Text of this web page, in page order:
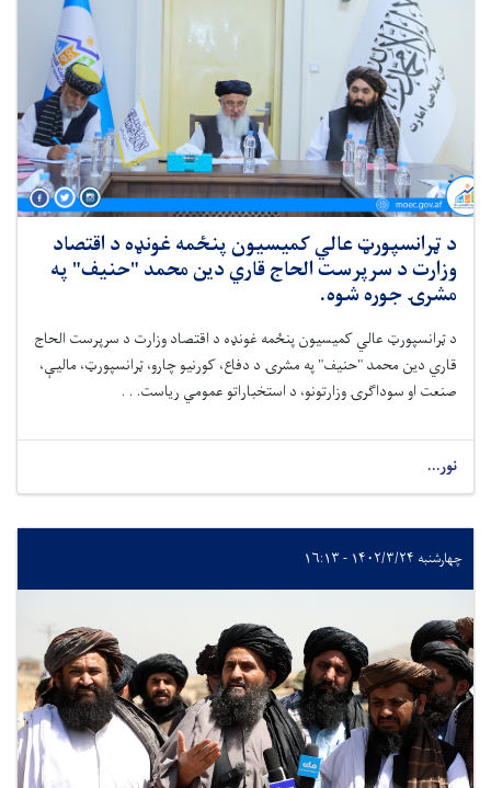
د ټرانسپورټ عالي کمیسیون پنځمه غونډه د اقتصاد
وزارت د سرپرست الحاج قاري دین محمد "حنیف" په
مشرۍ جوره شوه.
د ټرانسپورټ عالي کمیسیون پنځمه غونډه د اقتصاد وزارت د سرپرست الحاج
قاري دین محمد "حنیف" په مشرۍ د دفاع، کورنیو چارو، ټرانسپورټ، مالیې،
صنعت او سوداګرۍ وزارتونو، د استخباراتو عمومي ریاست. . .
نور...
چهارشنبه ۱۴۰۲/۳/۲۴ - ۱۶:۱۳